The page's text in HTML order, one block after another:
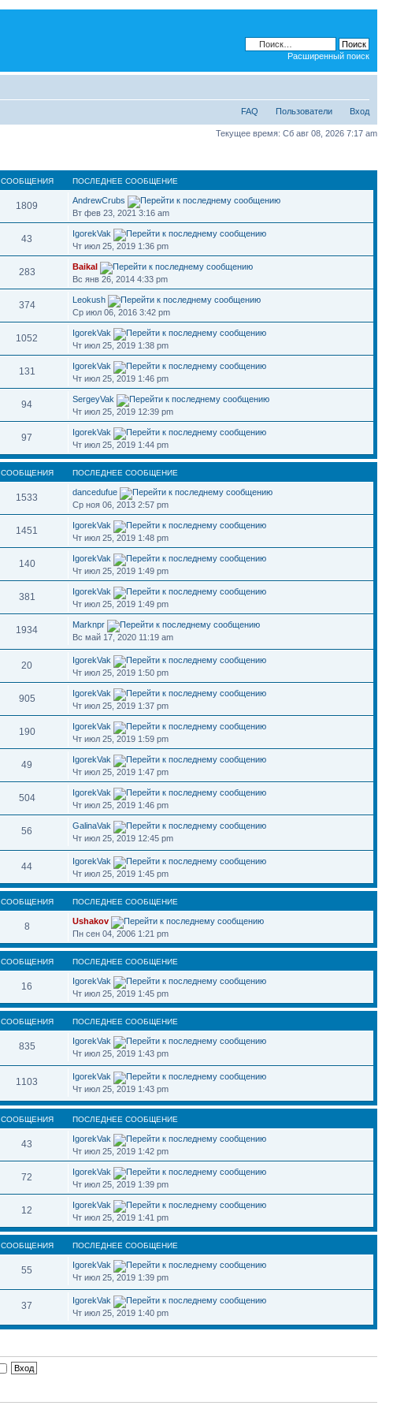
Расширенный поиск
FAQ Пользователи Вход
Текущее время: Сб авг 08, 2026 7:17 am
СООБЩЕНИЯ ПОСЛЕДНЕЕ СООБЩЕНИЕ
1809
AndrewCrubs
Вт фев 23, 2021 3:16 am
43
IgorekVak
Чт июл 25, 2019 1:36 pm
283
Baikal
Вс янв 26, 2014 4:33 pm
374
Leokush
Ср июл 06, 2016 3:42 pm
1052
IgorekVak
Чт июл 25, 2019 1:38 pm
131
IgorekVak
Чт июл 25, 2019 1:46 pm
94
SergeyVak
Чт июл 25, 2019 12:39 pm
97
IgorekVak
Чт июл 25, 2019 1:44 pm
СООБЩЕНИЯ ПОСЛЕДНЕЕ СООБЩЕНИЕ
1533
dancedufue
Ср ноя 06, 2013 2:57 pm
1451
IgorekVak
Чт июл 25, 2019 1:48 pm
140
IgorekVak
Чт июл 25, 2019 1:49 pm
381
IgorekVak
Чт июл 25, 2019 1:49 pm
1934
Marknpr
Вс май 17, 2020 11:19 am
20
IgorekVak
Чт июл 25, 2019 1:50 pm
905
IgorekVak
Чт июл 25, 2019 1:37 pm
190
IgorekVak
Чт июл 25, 2019 1:59 pm
49
IgorekVak
Чт июл 25, 2019 1:47 pm
504
IgorekVak
Чт июл 25, 2019 1:46 pm
56
GalinaVak
Чт июл 25, 2019 12:45 pm
44
IgorekVak
Чт июл 25, 2019 1:45 pm
СООБЩЕНИЯ ПОСЛЕДНЕЕ СООБЩЕНИЕ
8
Ushakov
Пн сен 04, 2006 1:21 pm
СООБЩЕНИЯ ПОСЛЕДНЕЕ СООБЩЕНИЕ
16
IgorekVak
Чт июл 25, 2019 1:45 pm
СООБЩЕНИЯ ПОСЛЕДНЕЕ СООБЩЕНИЕ
835
IgorekVak
Чт июл 25, 2019 1:43 pm
1103
IgorekVak
Чт июл 25, 2019 1:43 pm
СООБЩЕНИЯ ПОСЛЕДНЕЕ СООБЩЕНИЕ
43
IgorekVak
Чт июл 25, 2019 1:42 pm
72
IgorekVak
Чт июл 25, 2019 1:39 pm
12
IgorekVak
Чт июл 25, 2019 1:41 pm
СООБЩЕНИЯ ПОСЛЕДНЕЕ СООБЩЕНИЕ
55
IgorekVak
Чт июл 25, 2019 1:39 pm
37
IgorekVak
Чт июл 25, 2019 1:40 pm